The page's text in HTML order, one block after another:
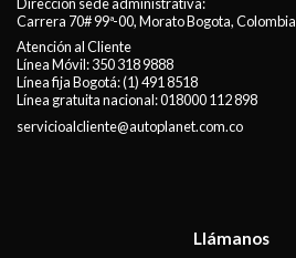
Carrera 70# 99ª-00, Morato Bogota, Colombia
Atención al Cliente
Línea Móvil:350 318 9888
Línea fija Bogotá:(1) 491 8518
Línea gratuita nacional:018000 112 898
servicioalcliente@autoplanet.com.co
Llámanos